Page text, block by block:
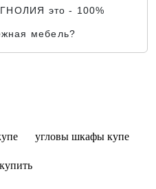
это - 100%
мебель?
угловы шкафы купе